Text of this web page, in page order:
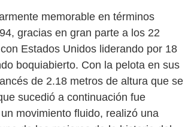
memorable en términos
gracias en gran parte a los 22
Estados Unidos liderando por 18
boquiabierto. Con la pelota en sus
de 2.18 metros de altura que se
sucedió a continuación fue
movimiento fluido, realizó una